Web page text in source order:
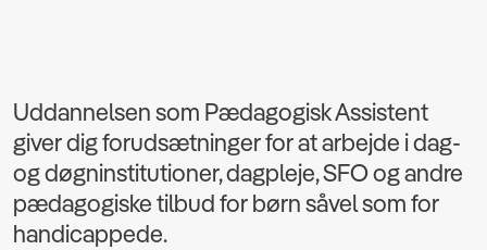
Uddannelsen som Pædagogisk Assistent
giver dig forudsætninger for at arbejde i dag-
og døgninstitutioner, dagpleje, SFO og andre
pædagogiske tilbud for børn såvel som for
handicappede.